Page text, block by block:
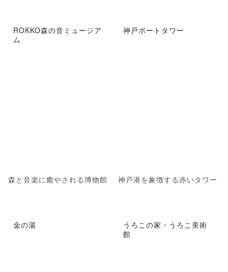
ROKKO森の音ミュージア
ム
森と音楽に癒やされる博物館
神戸ポートタワー
神戸港を象徴する赤いタワー
金の湯
うろこの家・うろこ美術
館